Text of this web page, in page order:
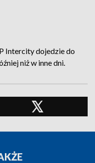
Intercity dojedzie do
niż w inne dni.